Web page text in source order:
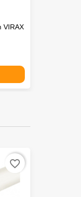
VIRAX
favorite_border